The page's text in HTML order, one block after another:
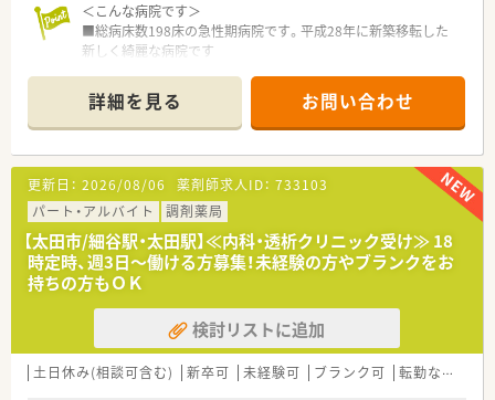
＜こんな病院です＞
■総病床数198床の急性期病院です。平成28年に新築移転した
新しく綺麗な病院です
腎・尿管結石破砕装置を導入するなど高度な先端医療を実施し
ています。
■現在は整形外科においても専門性の高い治療を行っており、
特にスポーツ整形の分野では膝の手術だけで年間1000件以上
の手術を実施するなど、
■日本トップクラスの症例数を誇ります。地域の中核となる医
療機関です。
■院内の風通しは非常によく面倒なしがらみもありません。と
ても働き易い環境が整っています。
■隣接に託児所も完備しております。
＜就業条件＞
■勤務薬剤師の募集になります。
■日勤のみの勤務となります。
■賞与実績4.1ヶ月になります。
詳細を見る お問い合わせ
更新日： 2026/08/06 薬剤師求人ID： 733103
パート・アルバイト
調剤薬局
【太田市/細谷駅・太田駅】≪内科・透析クリニック受け≫ 18
時定時、週3日～働ける方募集！未経験の方やブランクをお
持ちの方もＯＫ
検討リストに追加
土日休み(相談可含む) 新卒可 未経験可 ブランク可 転勤なし